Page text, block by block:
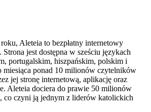
Aleteia to bezpłatny internetowy
jest dostępna w sześciu językach
portugalskim, hiszpańskim, polskim i
miesiąca ponad 10 milionów czytelników
jej stronę internetową, aplikację oraz
Aleteia dociera do prawie 50 milionów
co czyni ją jednym z liderów katolickich